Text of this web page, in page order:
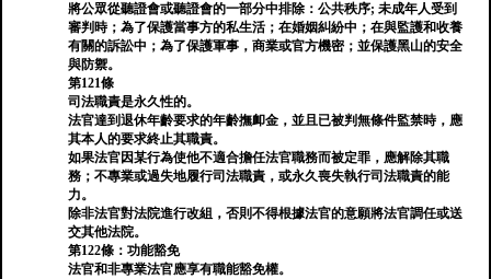
將公眾從聽證會或聽證會的一部分中排除：公共秩序; 未成年人受到
審判時；為了保護當事方的私生活；在婚姻糾紛中；在與監護和收養
有關的訴訟中；為了保護軍事，商業或官方機密；並保護黑山的安全
與防禦。
第121條
司法職責是永久性的。
法官達到退休年齡要求的年齡撫卹金，並且已被判無條件監禁時，應
其本人的要求終止其職責。
如果法官因某行為使他不適合擔任法官職務而被定罪，應解除其職
務；不專業或過失地履行司法職責，或永久喪失執行司法職責的能
力。
除非法官對法院進行改組，否則不得根據法官的意願將法官調任或送
交其他法院。
第122條：功能豁免
法官和非專業法官應享有職能豁免權。